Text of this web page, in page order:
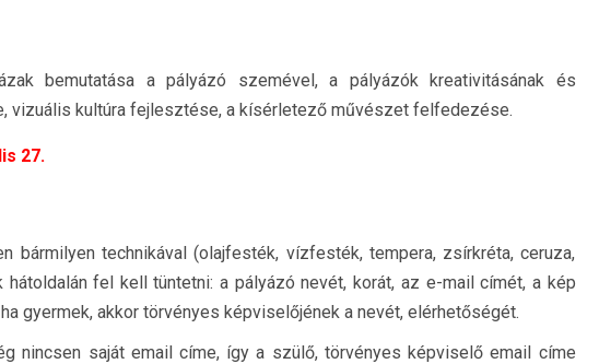
bemutatása a pályázó szemével, a pályázók kreativitásának és
vizuális kultúra fejlesztése, a kísérletező művészet felfedezése.
27.
bármilyen technikával (olajfesték, vízfesték, tempera, zsírkréta, ceruza,
hátoldalán fel kell tüntetni: a pályázó nevét, korát, az e-mail címét, a kép
gyermek, akkor törvényes képviselőjének a nevét, elérhetőségét.
nincsen saját email címe, így a szülő, törvényes képviselő email címe